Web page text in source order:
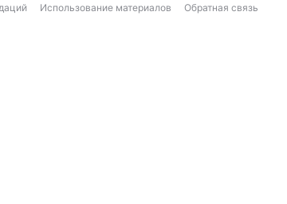
Использование материалов Обратная связь